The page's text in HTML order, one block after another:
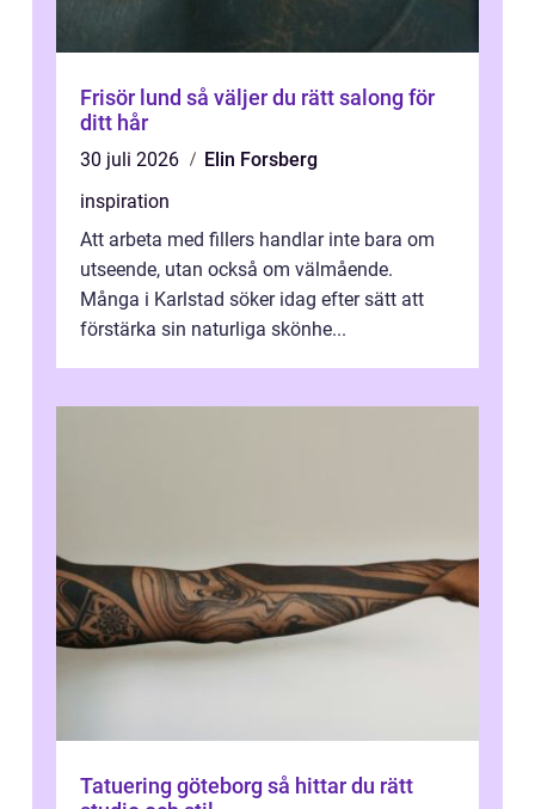
Frisör lund så väljer du rätt salong för
ditt hår
30 juli 2026
Elin Forsberg
inspiration
Att arbeta med fillers handlar inte bara om
utseende, utan också om välmående.
Många i Karlstad söker idag efter sätt att
förstärka sin naturliga skönhe...
Tatuering göteborg så hittar du rätt